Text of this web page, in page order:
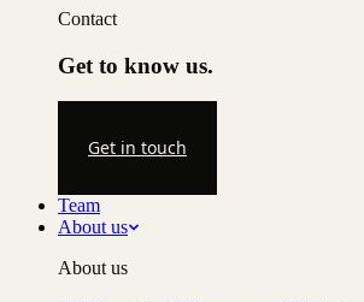
Contact
Get to know us.
Get in touch
Team
About us
About us